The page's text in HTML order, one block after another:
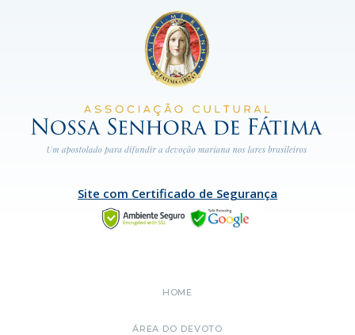
Site com Certificado de Segurança
HOME
ÁREA DO DEVOTO